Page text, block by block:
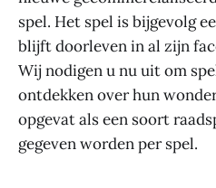
spel. Het spel is bijgevolg
blijft doorleven in al zijn
Wij nodigen u nu uit om
ontdekken over hun
opgevat als een soort
gegeven worden per spel.